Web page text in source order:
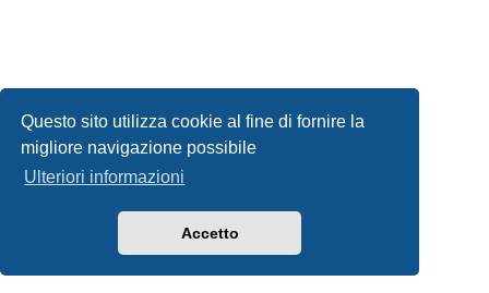
Questo sito utilizza cookie al fine di fornire la
migliore navigazione possibile
Ulteriori informazioni
Accetto